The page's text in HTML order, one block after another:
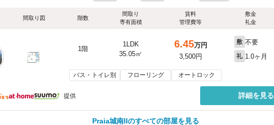
間取り図 階数
間取り
専有面積
賃料
管理費等
敷金
礼金
1階
1LDK
35.05㎡
6.45万円
3,500円
敷 不要
礼 1.0ヶ月
バス・トイレ別 フローリング オートロック
提供 詳細を見る
Praia城南IIのすべての部屋を見る